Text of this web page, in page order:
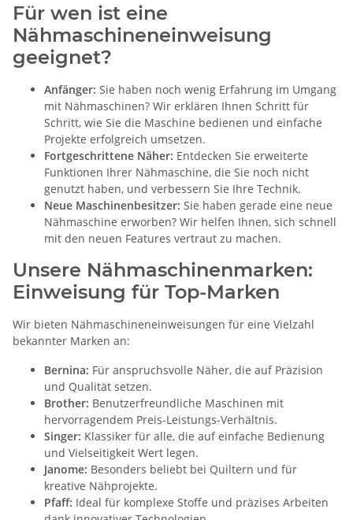
Für wen ist eine
Nähmaschineneinweisung
geeignet?
Anfänger: Sie haben noch wenig Erfahrung im Umgang
mit Nähmaschinen? Wir erklären Ihnen Schritt für
Schritt, wie Sie die Maschine bedienen und einfache
Projekte erfolgreich umsetzen.
Fortgeschrittene Näher: Entdecken Sie erweiterte
Funktionen Ihrer Nähmaschine, die Sie noch nicht
genutzt haben, und verbessern Sie Ihre Technik.
Neue Maschinenbesitzer: Sie haben gerade eine neue
Nähmaschine erworben? Wir helfen Ihnen, sich schnell
mit den neuen Features vertraut zu machen.
Unsere Nähmaschinenmarken:
Einweisung für Top-Marken
Wir bieten Nähmaschineneinweisungen für eine Vielzahl
bekannter Marken an:
Bernina: Für anspruchsvolle Näher, die auf Präzision
und Qualität setzen.
Brother: Benutzerfreundliche Maschinen mit
hervorragendem Preis-Leistungs-Verhältnis.
Singer: Klassiker für alle, die auf einfache Bedienung
und Vielseitigkeit Wert legen.
Janome: Besonders beliebt bei Quiltern und für
kreative Nähprojekte.
Pfaff: Ideal für komplexe Stoffe und präzises Arbeiten